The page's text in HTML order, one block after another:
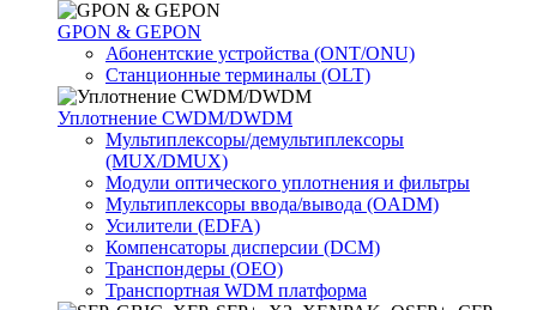
GPON & GEPON
Абонентские устройства (ONT/ONU)
Станционные терминалы (OLT)
Уплотнение CWDM/DWDM
Мультиплексоры/демультиплексоры
(MUX/DMUX)
Модули оптического уплотнения и фильтры
Мультиплексоры ввода/вывода (OADM)
Усилители (EDFA)
Компенсаторы дисперсии (DCM)
Транспондеры (OEO)
Транспортная WDM платформа